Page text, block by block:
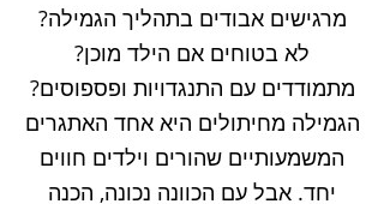
מרגישים אבודים בתהליך הגמילה?
לא בטוחים אם הילד מוכן?
מתמודדים עם התנגדויות ופספוסים?
הגמילה מחיתולים היא אחד האתגרים
המשמעותיים שהורים וילדים חווים
יחד. אבל עם הכוונה נכונה, הכנה